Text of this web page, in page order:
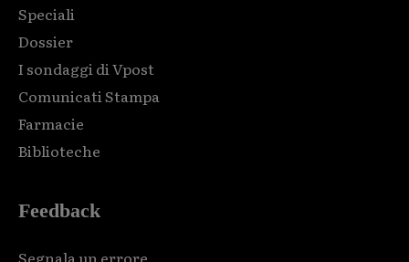
Speciali
Dossier
I sondaggi di Vpost
Comunicati Stampa
Farmacie
Biblioteche
Feedback
Segnala un errore